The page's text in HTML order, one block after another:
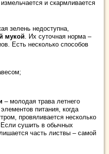
и скармливается
зелень недоступна,
мукой . Их суточная норма –
Есть несколько способов
– молодая трава летнего
питания, когда
провяливается несколько
сушить в обычных
часть листвы – самой